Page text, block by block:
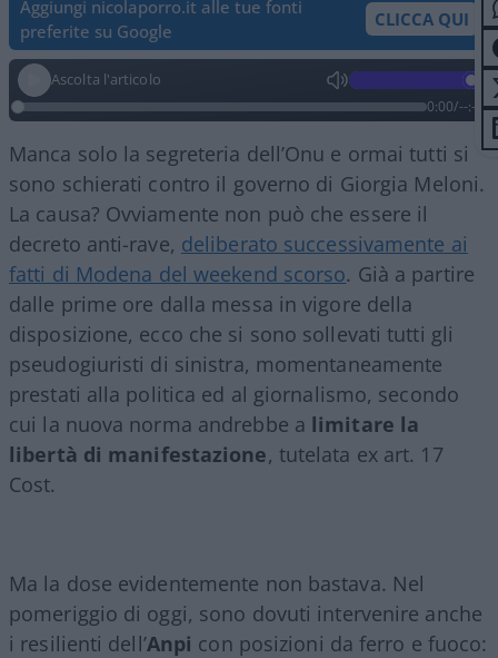
Aggiungi nicolaporro.it alle tue fonti
preferite su Google
CLICCA QUI
Ascolta l'articolo
0:00/--:--
Manca solo la segreteria dell’Onu e ormai tutti si
sono schierati contro il governo di Giorgia Meloni.
La causa? Ovviamente non può che essere il
decreto anti-rave, deliberato successivamente ai
fatti di Modena del weekend scorso. Già a partire
dalle prime ore dalla messa in vigore della
disposizione, ecco che si sono sollevati tutti gli
pseudogiuristi di sinistra, momentaneamente
prestati alla politica ed al giornalismo, secondo
cui la nuova norma andrebbe a limitare la
libertà di manifestazione, tutelata ex art. 17
Cost.
Ma la dose evidentemente non bastava. Nel
pomeriggio di oggi, sono dovuti intervenire anche
i resilienti dell’Anpi con posizioni da ferro e fuoco: